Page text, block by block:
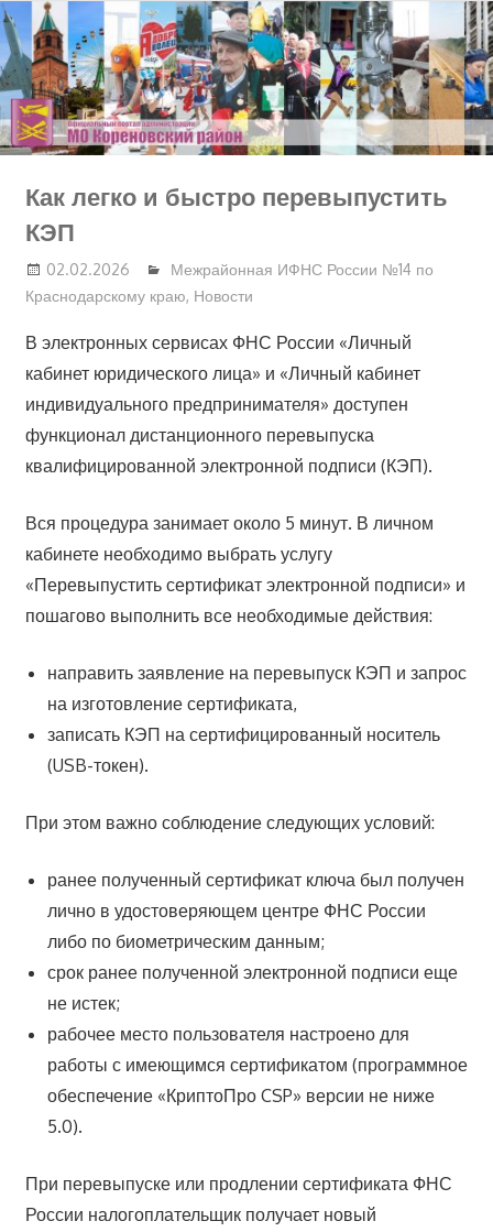
Перейти
к
содержимому
Как легко и быстро перевыпустить
КЭП
02.02.2026
Межрайонная ИФНС России №14 по
Краснодарскому краю, Новости
В электронных сервисах ФНС России «Личный
кабинет юридического лица» и «Личный кабинет
индивидуального предпринимателя» доступен
функционал дистанционного перевыпуска
квалифицированной электронной подписи (КЭП).
Вся процедура занимает около 5 минут. В личном
кабинете необходимо выбрать услугу
«Перевыпустить сертификат электронной подписи» и
пошагово выполнить все необходимые действия:
направить заявление на перевыпуск КЭП и запрос
на изготовление сертификата,
записать КЭП на сертифицированный носитель
(USB-токен).
При этом важно соблюдение следующих условий:
ранее полученный сертификат ключа был получен
лично в удостоверяющем центре ФНС России
либо по биометрическим данным;
срок ранее полученной электронной подписи еще
не истек;
рабочее место пользователя настроено для
работы с имеющимся сертификатом (программное
обеспечение «КриптоПро CSP» версии не ниже
5.0).
При перевыпуске или продлении сертификата ФНС
России налогоплательщик получает новый